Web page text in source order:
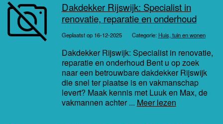
Dakdekker Rijswijk: Specialist in
renovatie, reparatie en onderhoud
Geplaatst op 16-12-2025 Categorie: Huis, tuin en wonen
Dakdekker Rijswijk: Specialist in renovatie,
reparatie en onderhoud Bent u op zoek
naar een betrouwbare dakdekker Rijswijk
die snel ter plaatse is en vakmanschap
levert? Maak kennis met Luuk en Max, de
vakmannen achter ... Meer lezen